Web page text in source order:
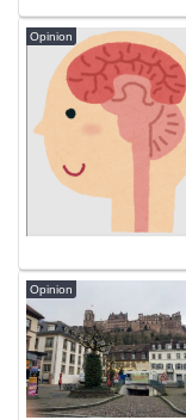
Opinion
Opinion